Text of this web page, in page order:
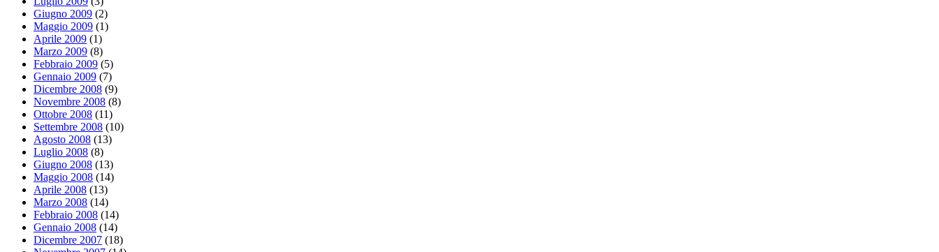
Giugno 2009 (2)
Maggio 2009 (1)
Aprile 2009 (1)
Marzo 2009 (8)
Febbraio 2009 (5)
Gennaio 2009 (7)
Dicembre 2008 (9)
Novembre 2008 (8)
Ottobre 2008 (11)
Settembre 2008 (10)
Agosto 2008 (13)
Luglio 2008 (8)
Giugno 2008 (13)
Maggio 2008 (14)
Aprile 2008 (13)
Marzo 2008 (14)
Febbraio 2008 (14)
Gennaio 2008 (14)
Dicembre 2007 (18)